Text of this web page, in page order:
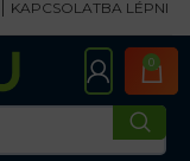
KAPCSOLATBA LÉPNI
0